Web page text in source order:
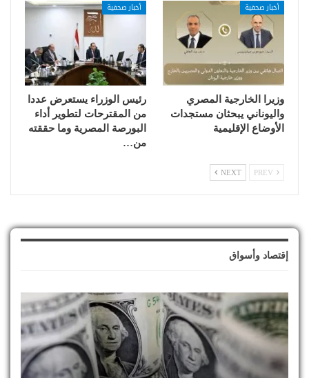
أخبار صحفية
وزيرا الخارجية المصري
واليوناني يبحثان مستجدات
الأوضاع الإقليمية
أخبار صحفية
رئيس الوزراء يستعرض عددا
من المقترحات لتطوير أداء
البورصة المصرية وما حققته
من…
NEXT
إقتصاد وأسواق